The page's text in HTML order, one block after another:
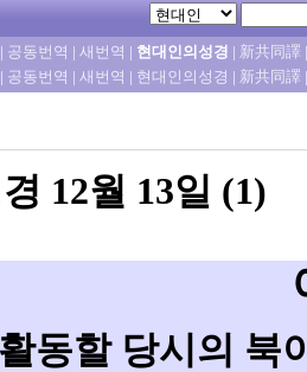
| 공동번역 | 새번역 | 현대인의성경 | 新共同譯
| 공동번역 | 새번역 | 현대인의성경 | 新共同譯
12월 13일 (1)
동할 당시의 북